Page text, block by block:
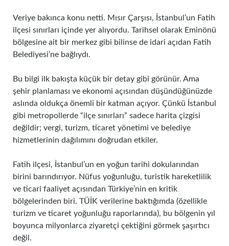
Veriye bakınca konu netti. Mısır Çarşısı, İstanbul’un Fatih
ilçesi sınırları içinde yer alıyordu. Tarihsel olarak Eminönü
bölgesine ait bir merkez gibi bilinse de idari açıdan Fatih
Belediyesi’ne bağlıydı.
Bu bilgi ilk bakışta küçük bir detay gibi görünür. Ama
şehir planlaması ve ekonomi açısından düşündüğünüzde
aslında oldukça önemli bir katman açıyor. Çünkü İstanbul
gibi metropollerde “ilçe sınırları” sadece harita çizgisi
değildir; vergi, turizm, ticaret yönetimi ve belediye
hizmetlerinin dağılımını doğrudan etkiler.
Fatih ilçesi, İstanbul’un en yoğun tarihi dokularından
birini barındırıyor. Nüfus yoğunluğu, turistik hareketlilik
ve ticari faaliyet açısından Türkiye’nin en kritik
bölgelerinden biri. TÜİK verilerine baktığımda (özellikle
turizm ve ticaret yoğunluğu raporlarında), bu bölgenin yıl
boyunca milyonlarca ziyaretçi çektiğini görmek şaşırtıcı
değil.